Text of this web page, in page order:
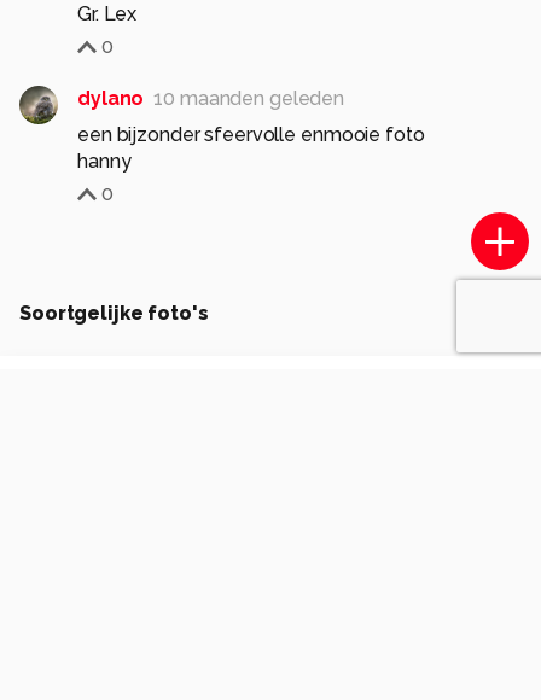
Gr. Lex
0
dylano 10 maanden geleden
een bijzonder sfeervolle enmooie foto
hanny
0
Soortgelijke foto's